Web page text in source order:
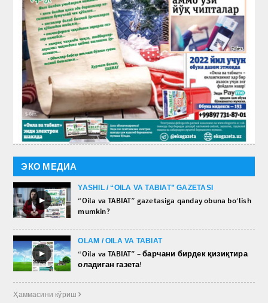
ЭКО МЕДИА
►
YASHIL / “OILA VA TABIAT” GAZETASI
“Oila va TABIAT” gazetasiga qanday obuna bo‘lish
mumkin?
►
OLAM / OILA VA TABIAT
“Oila va TABIAT” – барчани бирдек қизиқтира
оладиган газета!
Ҳаммасини кўриш 